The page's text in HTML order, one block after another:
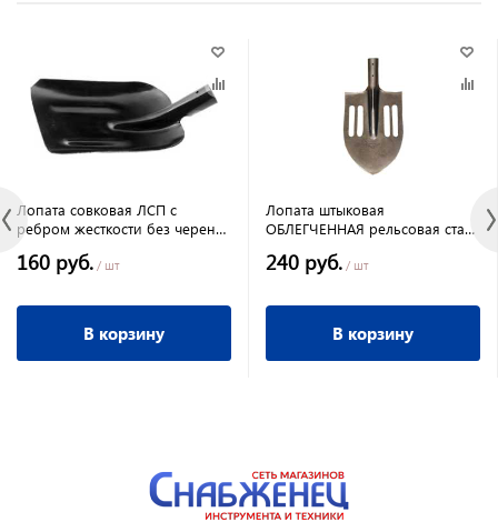
Лопата совковая ЛСП с
ребром жесткости без черенка
160 руб. / шт
В корзину
Лопата штыковая
ОБЛЕГЧЕННАЯ рельсовая сталь
240 руб. / шт
В корзину